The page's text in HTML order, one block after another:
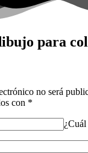
para
no será
con *